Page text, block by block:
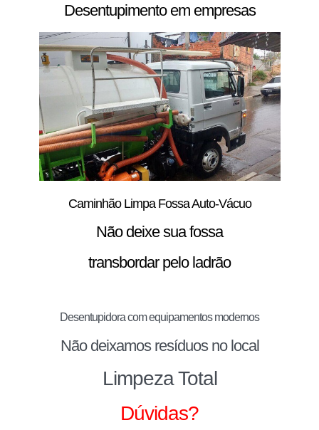
Desentupimento em empresas
Caminhão Limpa Fossa Auto-Vácuo
Não deixe sua fossa
transbordar pelo ladrão
Desentupidora com equipamentos modernos
Não deixamos resíduos no local
Limpeza Total
Dúvidas?